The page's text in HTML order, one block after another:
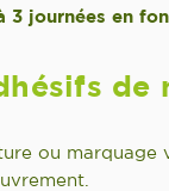
3 journées en
de
ou